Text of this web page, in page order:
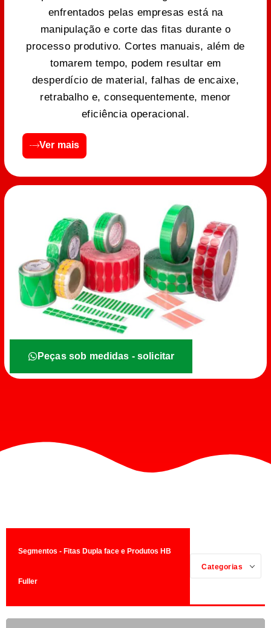
enfrentados pelas empresas está na
manipulação e corte das fitas durante o
processo produtivo. Cortes manuais, além de
tomarem tempo, podem resultar em
desperdício de material, falhas de encaixe,
retrabalho e, consequentemente, menor
eficiência operacional.
Ver mais
Peças sob medidas - solicitar
Segmentos - Fitas Dupla face e Produtos HB
Fuller
Categorias